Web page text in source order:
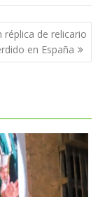
réplica de relicario
en España